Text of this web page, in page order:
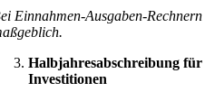
Einnahmen-Ausgaben-
Halbjahresabschreibung
Investitionen